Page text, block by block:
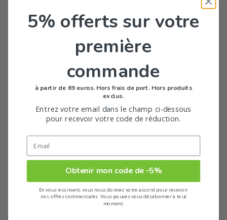
Tous les produits de la marque
Recommandé pour vous
5% offerts sur votre
première
commande
à partir de 69 euros. Hors frais de port. Hors produits
exclus.
Entrez votre email dans le champ ci-dessous
pour recevoir votre code de réduction.
Obtenir mon code de -5%
En vous inscrivant, vous nous donnez votre accord pour recevoir
nos offres commerciales. Vous pouvez vous désabonner à tout
moment.